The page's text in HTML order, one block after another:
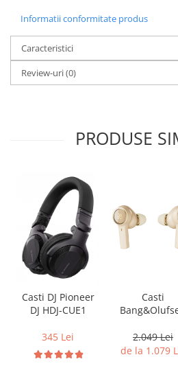
Informatii conformitate produs
Caracteristici
Review-uri(0)
PRODUSE
Casti DJ Pioneer
DJ HDJ-CUE1
345 Lei
Casti
2.049 Lei
de la 1.079